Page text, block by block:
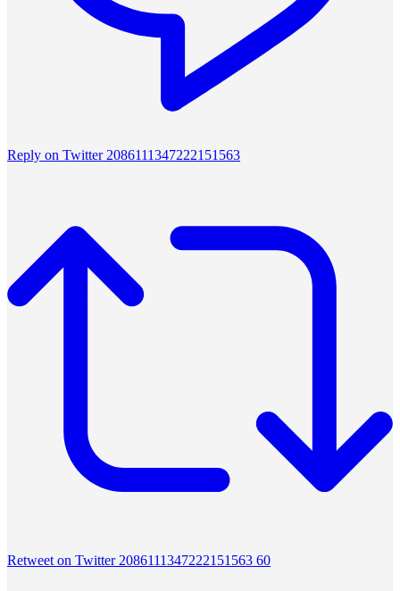
Reply on Twitter 2086111347222151563
Retweet on Twitter 2086111347222151563 60